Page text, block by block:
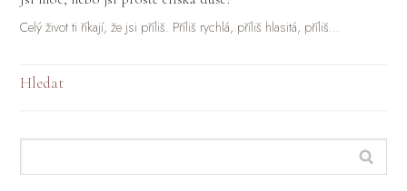
Celý život ti říkají, že jsi příliš. Příliš rychlá, příliš hlasitá, příliš…
Hledat